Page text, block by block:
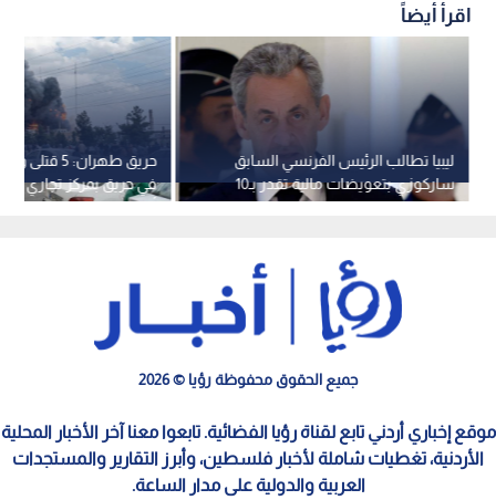
اقرأ أيضاً
حريق طهران: 5
في حريق بمركز تجاري
أمني
ليبيا تطالب الرئيس الفرنسي السابق
ساركوزي بتعويضات مالية تقدر بـ10
ملايين يورو
جميع الحقوق محفوظة رؤيا © 2026
موقع إخباري أردني تابع لقناة رؤيا الفضائية. تابعوا معنا آخر الأخبار المحلية
الأردنية، تغطيات شاملة لأخبار فلسطين، وأبرز التقارير والمستجدات
العربية والدولية على مدار الساعة.